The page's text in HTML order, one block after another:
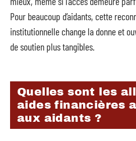
Pour beaucoup d’aidants, cette
institutionnelle change la donne et
de soutien plus tangibles.
Quelles sont les
aides financières
aux aidants ?